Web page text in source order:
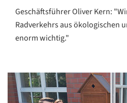
Geschäftsführer Oliver Kern:
Radverkehrs aus ökologischen
enorm wichtig."